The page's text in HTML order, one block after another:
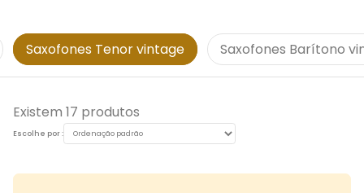
Saxofones Tenor vintage Saxofones Barítono
Existem 17 produtos
Escolhe por :